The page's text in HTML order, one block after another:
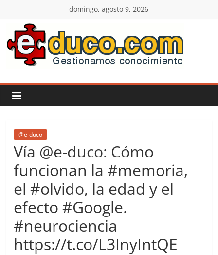
contenido
domingo, agosto 9, 2026
E-
duco:
Gestión
del
Conocimiento
Learn
more.
Do
more.
Be
more.
@e-duco
Vía @e-duco: Cómo
funcionan la #memoria,
el #olvido, la edad y el
efecto #Google.
#neurociencia
https://t.co/L3InyIntQE